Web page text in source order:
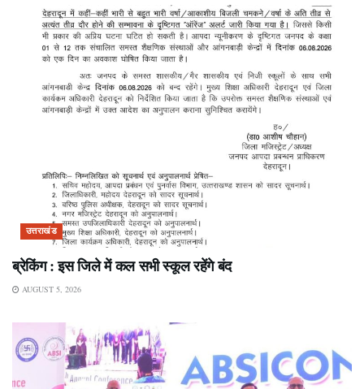
उत्तराखंड
ब्रेकिंग : इस जिले में कल सभी स्कूल रहेंगे बंद
AUGUST 5, 2026